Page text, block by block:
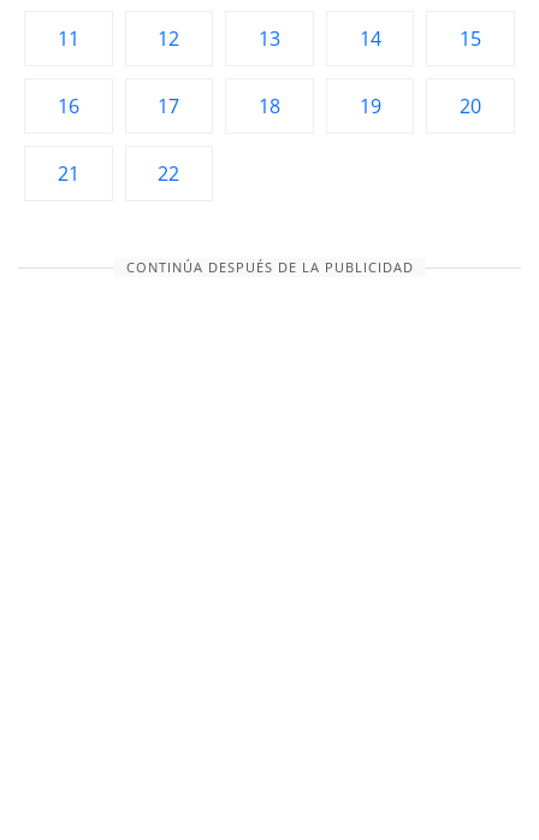
11 12 13 14 15
16 17 18 19 20
21 22
CONTINÚA DESPUÉS DE LA PUBLICIDAD